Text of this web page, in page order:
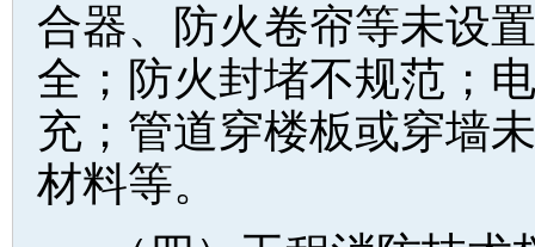
合器、防火卷帘等未设
全；防火封堵不规范；
充；管道穿楼板或穿墙
材料等。